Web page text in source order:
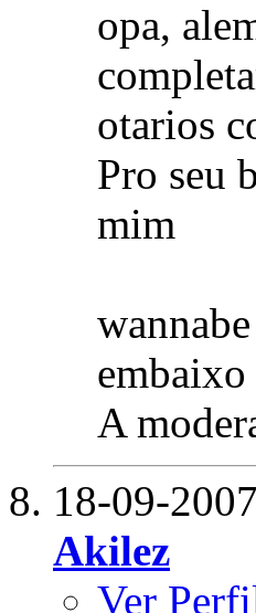
opa,
otarios
Pro seu
mim
A
18-09-
Akilez
Ver